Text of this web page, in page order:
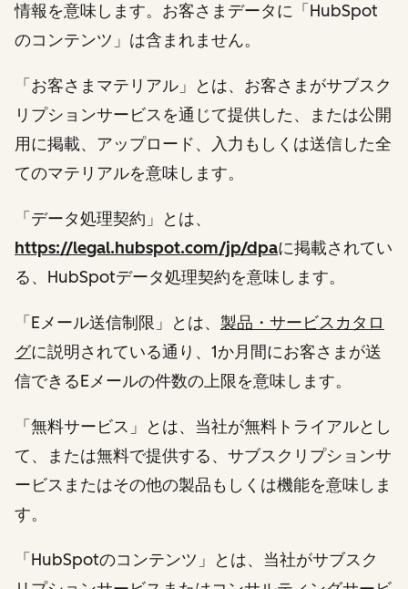
情報を意味します。お客さまデータに「HubSpot
のコンテンツ」は含まれません。
「お客さまマテリアル」とは、お客さまがサブスク
リプションサービスを通じて提供した、または公開
用に掲載、アップロード、入力もしくは送信した全
てのマテリアルを意味します。
「データ処理契約」とは、
https://legal.hubspot.com/jp/dpaに掲載されてい
る、HubSpotデータ処理契約を意味します。
「Eメール送信制限」とは、 製品・サービスカタロ
グに説明されている通り、1か月間にお客さまが送
信できるEメールの件数の上限を意味します。
「無料サービス」とは、当社が無料トライアルとし
て、または無料で提供する、サブスクリプションサ
ービスまたはその他の製品もしくは機能を意味しま
す。
「HubSpotのコンテンツ」とは、当社がサブスク